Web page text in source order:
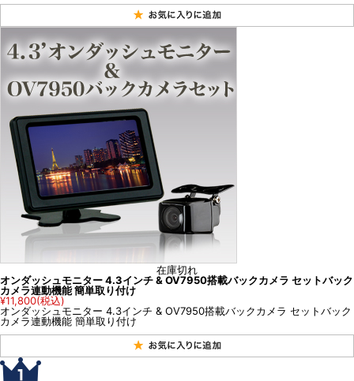
在庫切れ
オンダッシュモニター 4.3インチ & OV7950搭載バックカメラ セットバック
カメラ連動機能 簡単取り付け
¥11,800(税込)
オンダッシュモニター 4.3インチ & OV7950搭載バックカメラ セットバック
カメラ連動機能 簡単取り付け